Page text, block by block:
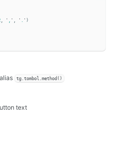
, ' , ' , ' . ' )
alias tg.tombol.method()
text